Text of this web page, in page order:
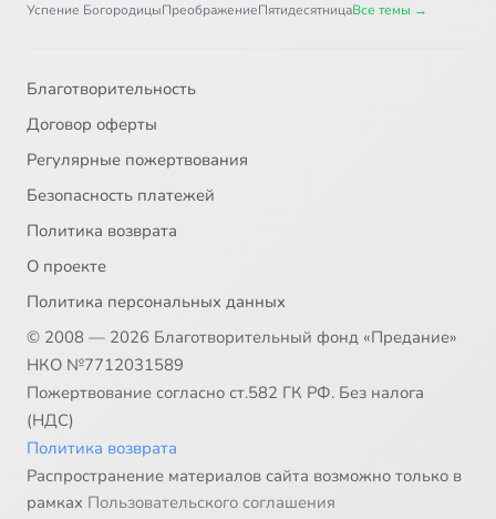
Успение БогородицыПреображениеПятидесятницаВсе темы →
Благотворительность
Договор оферты
Регулярные пожертвования
Безопасность платежей
Политика возврата
О проекте
Политика персональных данных
© 2008 — 2026 Благотворительный фонд «Предание»
НКО №7712031589
Пожертвование согласно ст.582 ГК РФ. Без налога
(НДС)
Политика возврата
Распространение материалов сайта возможно только в
рамках Пользовательского соглашения